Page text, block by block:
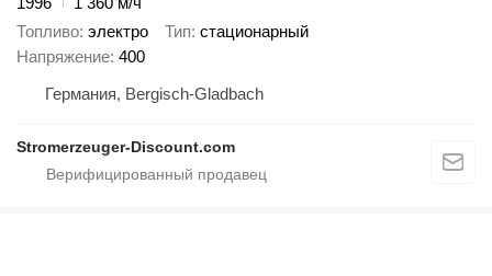
Топливо электро Тип стационарный
Напряжение 400
Германия, Bergisch-Gladbach
Stromerzeuger-Discount.com